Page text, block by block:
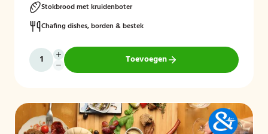
Stokbrood met kruidenboter
Chafing dishes, borden & bestek
Toevoegen